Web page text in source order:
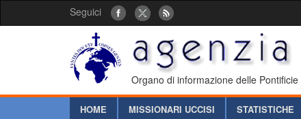
Seguici
Organo di informazione delle
HOME MISSIONARI UCCISI STATISTICHE